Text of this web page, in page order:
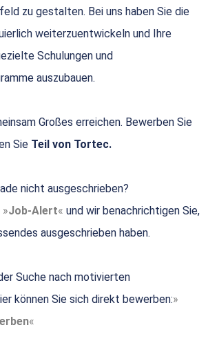
zu gestalten. Bei uns haben Sie die
weiterzuentwickeln und Ihre
Schulungen und
auszubauen.
Großes erreichen. Bewerben Sie
Sie Teil von Tortec.
nicht ausgeschrieben?
Job-Alert
und wir benachrichtigen Sie,
ausgeschrieben haben.
Suche nach motivierten
können Sie sich direkt bewerben: